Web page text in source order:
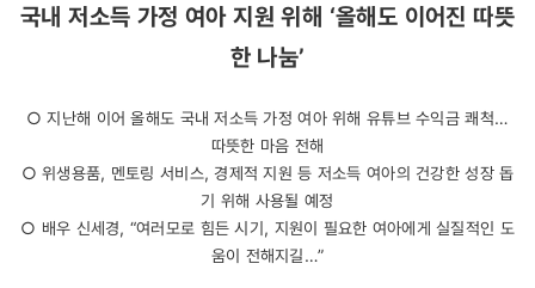
국내 저소득 가정 여아 지원 위해 ‘올해도 이어진 따뜻
한 나눔’
○ 지난해 이어 올해도 국내 저소득 가정 여아 위해 유튜브 수익금 쾌척…
따뜻한 마음 전해
○ 위생용품, 멘토링 서비스, 경제적 지원 등 저소득 여아의 건강한 성장 돕
기 위해 사용될 예정
○ 배우 신세경, “여러모로 힘든 시기, 지원이 필요한 여아에게 실질적인 도
움이 전해지길…”